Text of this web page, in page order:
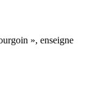
», enseigne